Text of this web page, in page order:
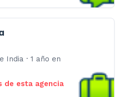
India · 1 año en
de esta agencia